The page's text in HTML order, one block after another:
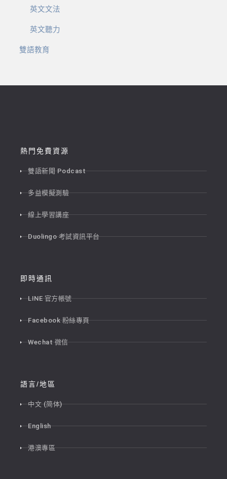
英文文法
英文聽力
雙語教育
熱門免費資源
雙語新聞 Podcast
多益模擬測驗
線上學習講座
Duolingo 考試資訊平台
即時通訊
LINE 官方帳號
Facebook 粉絲專頁
Wechat 微信
語言/地區
中文 (简体)
English
港澳專區